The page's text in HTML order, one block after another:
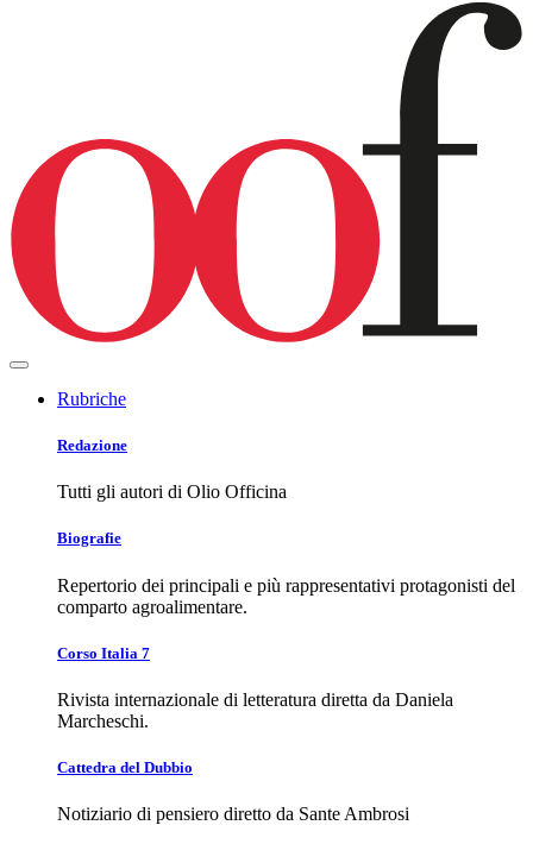
Rubriche
Redazione
Tutti gli autori di Olio Officina
Biografie
Repertorio dei principali e più rappresentativi protagonisti del
comparto agroalimentare.
Corso Italia 7
Rivista internazionale di letteratura diretta da Daniela
Marcheschi.
Cattedra del Dubbio
Notiziario di pensiero diretto da Sante Ambrosi